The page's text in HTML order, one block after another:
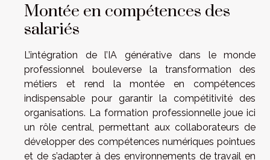
Montée en compétences des
salariés
L’intégration de l’IA générative dans le monde
professionnel bouleverse la transformation des
métiers et rend la montée en compétences
indispensable pour garantir la compétitivité des
organisations. La formation professionnelle joue ici
un rôle central, permettant aux collaborateurs de
développer des compétences numériques pointues
et de s’adapter à des environnements de travail en